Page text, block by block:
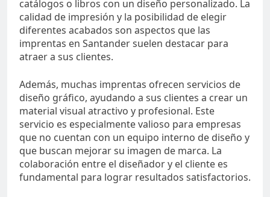
catálogos o libros con un diseño personalizado. La
calidad de impresión y la posibilidad de elegir
diferentes acabados son aspectos que las
imprentas en Santander suelen destacar para
atraer a sus clientes.
Además, muchas imprentas ofrecen servicios de
diseño gráfico, ayudando a sus clientes a crear un
material visual atractivo y profesional. Este
servicio es especialmente valioso para empresas
que no cuentan con un equipo interno de diseño y
que buscan mejorar su imagen de marca. La
colaboración entre el diseñador y el cliente es
fundamental para lograr resultados satisfactorios.